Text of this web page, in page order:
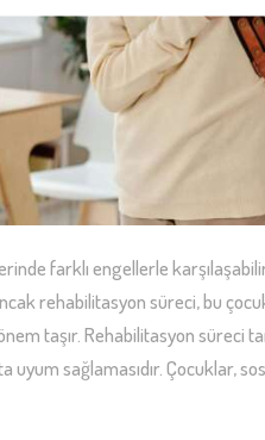
farklı engellerle
rehabilitasyon süreci, bu
taşır. Rehabilitasyon süreci
uyum sağlamasıdır. Çocuklar,